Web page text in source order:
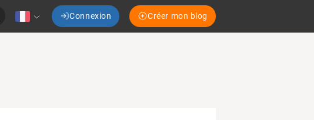
Connexion Créer mon blog